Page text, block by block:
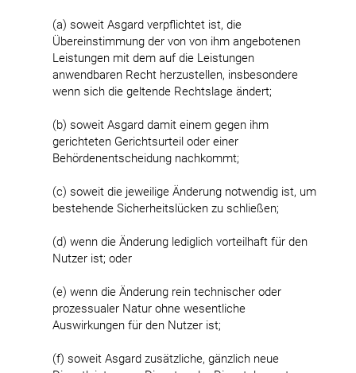
(a) soweit Asgard verpflichtet ist, die
Übereinstimmung der von von ihm angebotenen
Leistungen mit dem auf die Leistungen
anwendbaren Recht herzustellen, insbesondere
wenn sich die geltende Rechtslage ändert;
(b) soweit Asgard damit einem gegen ihm
gerichteten Gerichtsurteil oder einer
Behördenentscheidung nachkommt;
(c) soweit die jeweilige Änderung notwendig ist, um
bestehende Sicherheitslücken zu schließen;
(d) wenn die Änderung lediglich vorteilhaft für den
Nutzer ist; oder
(e) wenn die Änderung rein technischer oder
prozessualer Natur ohne wesentliche
Auswirkungen für den Nutzer ist;
(f) soweit Asgard zusätzliche, gänzlich neue